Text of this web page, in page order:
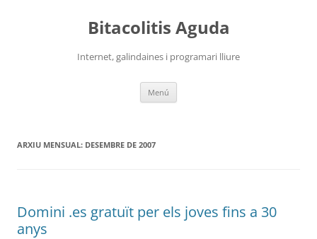
Bitacolitis Aguda
Internet, galindaines i programari lliure
Menú
ARXIU MENSUAL: DESEMBRE DE 2007
Domini .es gratuït per els joves fins a 30
anys